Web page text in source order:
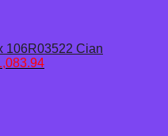
106R03522 Cian
El